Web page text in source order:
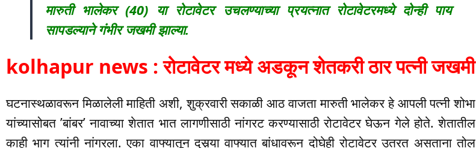
मारुती भालेकर (40) या रोटावेटर उचलण्याच्या प्रयत्नात रोटावेटरमध्ये दोन्ही पाय
सापडल्याने गंभीर जखमी झाल्या.
kolhapur news : रोटावेटर मध्ये अडकून शेतकरी ठार पत्नी जखमी
घटनास्थळावरून मिळालेली माहिती अशी, शुक्रवारी सकाळी आठ वाजता मारुती भालेकर हे आपली पत्नी शोभा
यांच्यासोबत ’बांबर’ नावाच्या शेतात भात लागणीसाठी नांगरट करण्यासाठी रोटावेटर घेऊन गेले होते. शेतातील
काही भाग त्यांनी नांगरला. एका वाफ्यातून दुसर्‍या वाफ्यात बांधावरून दोघेही रोटावेटर उतरत असताना तोल